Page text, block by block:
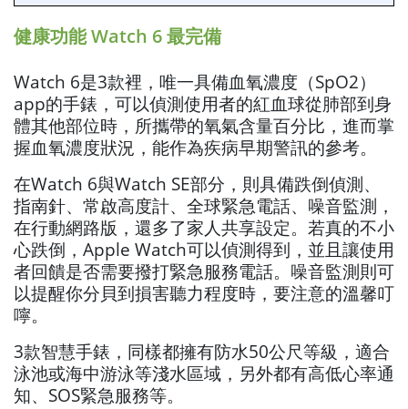
健康功能 Watch 6 最完備
Watch 6是3款裡，唯一具備血氧濃度（SpO2）
app的手錶，可以偵測使用者的紅血球從肺部到身
體其他部位時，所攜帶的氧氣含量百分比，進而掌
握血氧濃度狀況，能作為疾病早期警訊的參考。
在Watch 6與Watch SE部分，則具備跌倒偵測、
指南針、常啟高度計、全球緊急電話、噪音監測，
在行動網路版，還多了家人共享設定。若真的不小
心跌倒，Apple Watch可以偵測得到，並且讓使用
者回饋是否需要撥打緊急服務電話。噪音監測則可
以提醒你分貝到損害聽力程度時，要注意的溫馨叮
嚀。
3款智慧手錶，同樣都擁有防水50公尺等級，適合
泳池或海中游泳等淺水區域，另外都有高低心率通
知、SOS緊急服務等。